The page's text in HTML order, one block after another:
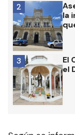
la
2
El
el
3